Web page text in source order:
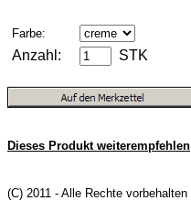
Farbe:
Anzahl: STK
Dieses Produkt weiterempfehlen
(C) 2011 - Alle Rechte vorbehalten